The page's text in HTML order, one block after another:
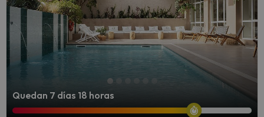
Quedan 7 días 18 horas